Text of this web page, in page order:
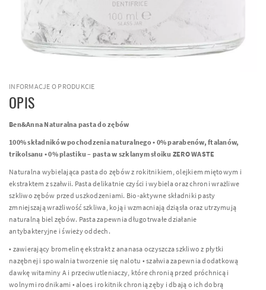
INFORMACJE O PRODUKCIE
OPIS
Ben&Anna Naturalna pasta do zębów
100% składników pochodzenia naturalnego • 0% parabenów, ftalanów,
trikolsanu • 0% plastiku – pasta w szklanym słoiku ZERO WASTE
Naturalna wybielająca pasta do zębów z rokitnikiem, olejkiem miętowym i
ekstraktem z szałwii. Pasta delikatnie czyści i wybiela oraz chroni wrażliwe
szkliwo zębów przed uszkodzeniami. Bio-aktywne składniki pasty
zmniejszają wrażliwość szkliwa, koją i wzmacniają dziąsła oraz utrzymują
naturalną biel zębów. Pasta zapewnia długotrwałe działanie
antybakteryjne i świeży oddech.
• zawierający bromelinę ekstrakt z ananasa oczyszcza szkliwo z płytki
nazębnej i spowalnia tworzenie się nalotu • szałwia zapewnia dodatkową
dawkę witaminy A i przeciwutleniaczy, które chronią przed próchnicą i
wolnymi rodnikami • aloes i rokitnik chronią zęby i dbają o ich dobrą